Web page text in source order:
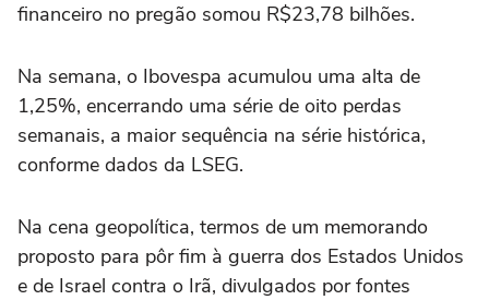
financeiro no pregão somou R$23,78 bilhões.
Na semana, o Ibovespa acumulou uma alta de
1,25%, encerrando uma série de oito perdas
semanais, a maior sequência na série histórica,
conforme dados da LSEG.
Na cena geopolítica, termos de um memorando
proposto para pôr fim à guerra dos Estados Unidos
e de Israel contra o Irã, ⁠divulgados por fontes